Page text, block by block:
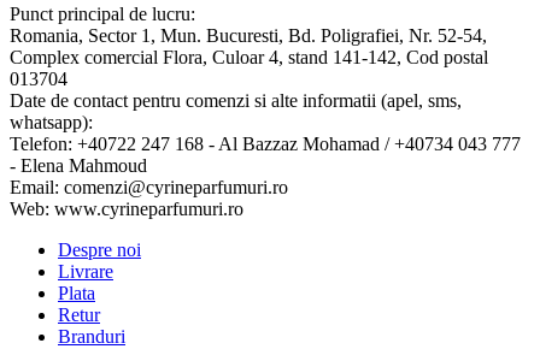
view
Punct principal de lucru:
Romania, Sector 1, Mun. Bucuresti, Bd. Poligrafiei, Nr. 52-54,
Complex comercial Flora, Culoar 4, stand 141-142, Cod postal
013704
Date de contact pentru comenzi si alte informatii (apel, sms,
whatsapp):
Telefon: +40722 247 168 - Al Bazzaz Mohamad / +40734 043 777
- Elena Mahmoud
Email: comenzi@cyrineparfumuri.ro
Web: www.cyrineparfumuri.ro
Despre noi
Livrare
Plata
Retur
Branduri